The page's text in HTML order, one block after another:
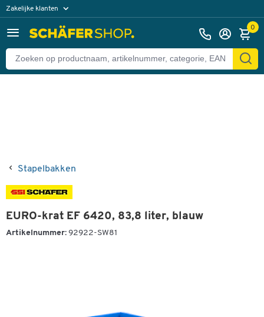
Zakelijke klanten
Particuliere klanten 0
Stapelbakken
EURO-krat EF 6420, 83,8 liter, blauw
Artikelnummer: 92922-SW81
Terug